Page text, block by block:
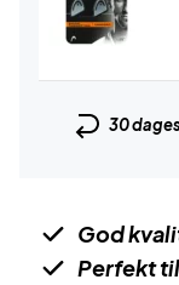
30 dages
God
Perfekt